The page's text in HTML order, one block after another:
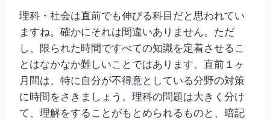
理科・社会は直前でも伸びる科目だと思われてい
ますね。確かにそれは間違いありません。ただ
し、限られた時間ですべての知識を定着させるこ
とはなかなか難しいことではあります。直前１ヶ
月間は、特に自分が不得意としている分野の対策
に時間をさきましょう。理科の問題は大きく分け
て、理解をすることがもとめられるものと、暗記